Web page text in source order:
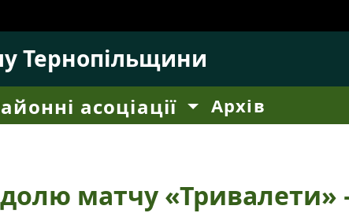
Тернопільщини
асоціації Архів
матчу «Тривалети»